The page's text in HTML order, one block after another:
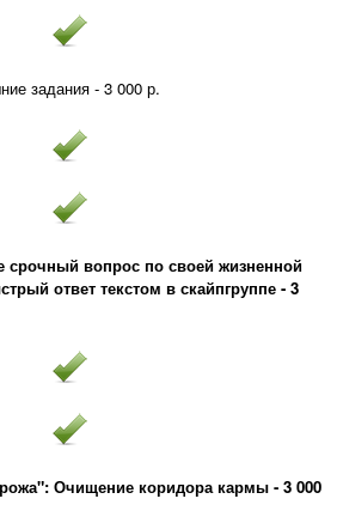
задания - 3 000 р.
срочный вопрос по своей жизненной
ответ текстом в скайпгруппе - 3
Очищение коридора кармы - 3 000